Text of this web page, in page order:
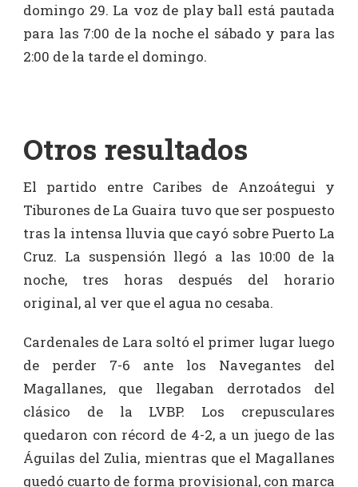
domingo 29. La voz de play ball está pautada
para las 7:00 de la noche el sábado y para las
2:00 de la tarde el domingo.
Otros resultados
El partido entre Caribes de Anzoátegui y
Tiburones de La Guaira tuvo que ser pospuesto
tras la intensa lluvia que cayó sobre Puerto La
Cruz. La suspensión llegó a las 10:00 de la
noche, tres horas después del horario
original, al ver que el agua no cesaba.
Cardenales de Lara soltó el primer lugar luego
de perder 7-6 ante los Navegantes del
Magallanes, que llegaban derrotados del
clásico de la LVBP. Los crepusculares
quedaron con récord de 4-2, a un juego de las
Águilas del Zulia, mientras que el Magallanes
quedó cuarto de forma provisional, con marca